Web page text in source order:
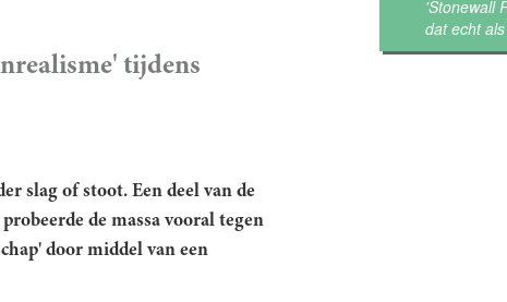
tijdens
slag of stoot. Een deel van de
de massa vooral tegen
door middel van een
'Stonewall
dat echt